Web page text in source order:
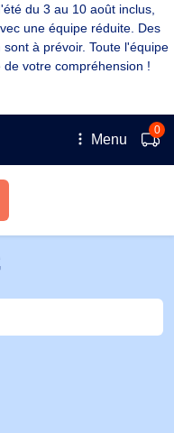
du 3 au 10 août inclus,
une équipe réduite. Des
à prévoir. Toute l'équipe
votre compréhension !
Menu
0